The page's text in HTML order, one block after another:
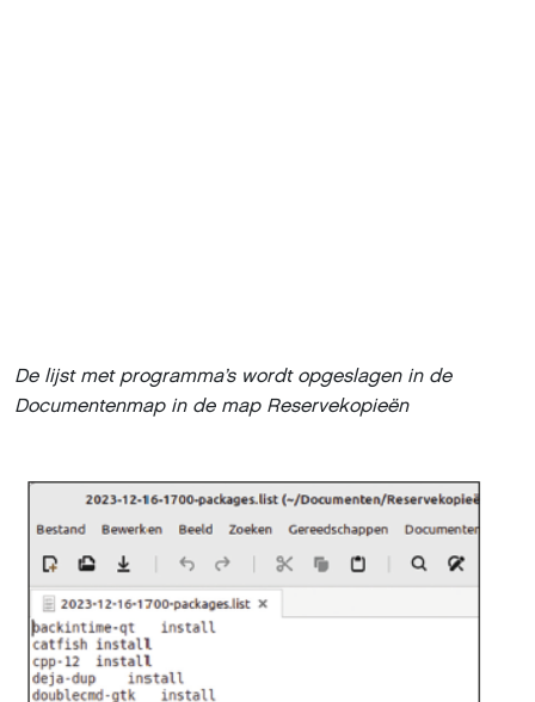
De lijst met programma’s wordt opgeslagen in de
Documentenmap in de map Reservekopieën